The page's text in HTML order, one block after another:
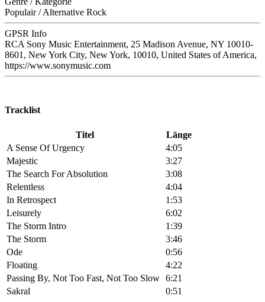
Populair / Alternative Rock
GPSR Info
RCA Sony Music Entertainment, 25 Madison Avenue, NY 10010-
8601, New York City, New York, 10010, United States of America,
https://www.sonymusic.com
Tracklist
Titel
Länge
A Sense Of Urgency
4:05
Majestic
3:27
The Search For Absolution
3:08
Relentless
4:04
In Retrospect
1:53
Leisurely
6:02
The Storm Intro
1:39
The Storm
3:46
Ode
0:56
Floating
4:22
Passing By, Not Too Fast, Not Too Slow 6:21
Sakral
0:51